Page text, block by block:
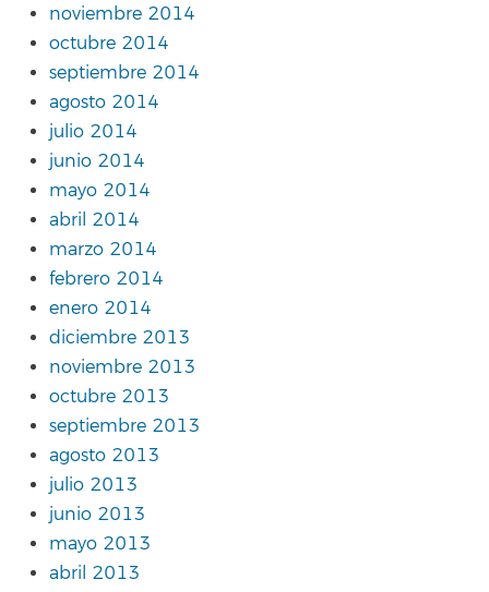
noviembre 2014
octubre 2014
septiembre 2014
agosto 2014
julio 2014
junio 2014
mayo 2014
abril 2014
marzo 2014
febrero 2014
enero 2014
diciembre 2013
noviembre 2013
octubre 2013
septiembre 2013
agosto 2013
julio 2013
junio 2013
mayo 2013
abril 2013